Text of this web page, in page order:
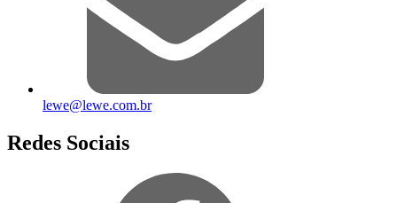
lewe@lewe.com.br
Redes Sociais